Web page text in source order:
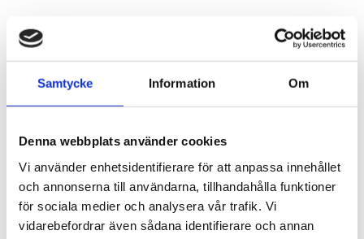
Samtycke Information Om
Denna webbplats använder cookies
Vi använder enhetsidentifierare för att anpassa innehållet
och annonserna till användarna, tillhandahålla funktioner
för sociala medier och analysera vår trafik. Vi
vidarebefordrar även sådana identifierare och annan
Aktuella nyheter
Läs mer